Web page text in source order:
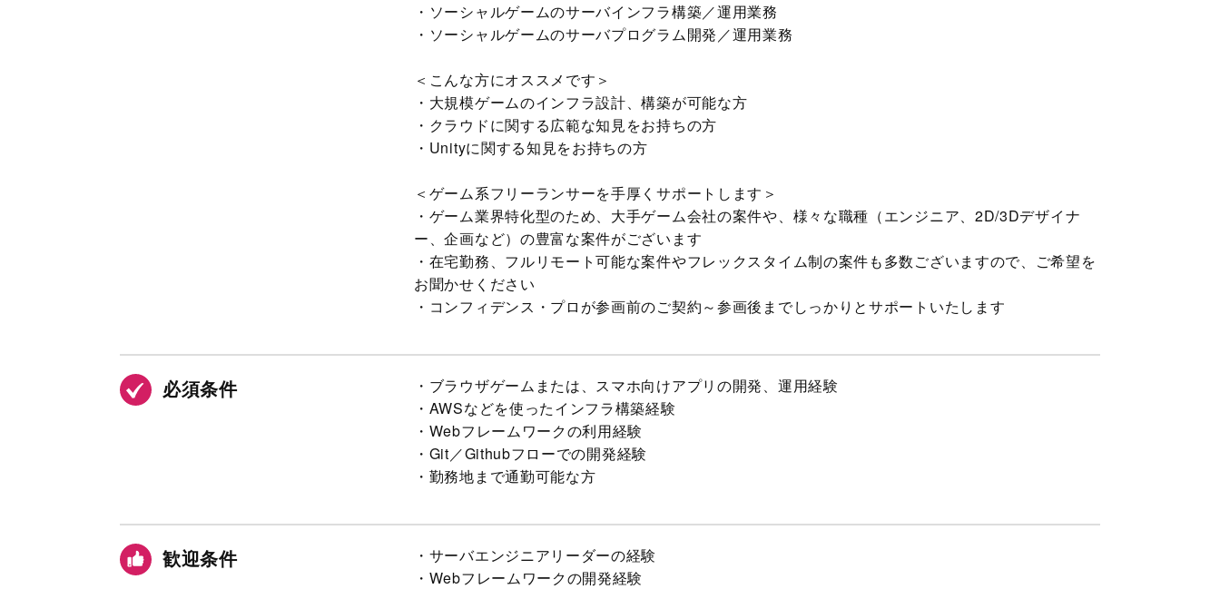
・ソーシャルゲームのサーバインフラ構築／運用業務
・ソーシャルゲームのサーバプログラム開発／運用業務
＜こんな方にオススメです＞
・大規模ゲームのインフラ設計、構築が可能な方
・クラウドに関する広範な知見をお持ちの方
・Unityに関する知見をお持ちの方
＜ゲーム系フリーランサーを手厚くサポートします＞
・ゲーム業界特化型のため、大手ゲーム会社の案件や、様々な職種（エンジニア、2D/3Dデザイナ
ー、企画など）の豊富な案件がございます
・在宅勤務、フルリモート可能な案件やフレックスタイム制の案件も多数ございますので、ご希望を
お聞かせください
・コンフィデンス・プロが参画前のご契約～参画後までしっかりとサポートいたします
必須条件
・ブラウザゲームまたは、スマホ向けアプリの開発、運用経験
・AWSなどを使ったインフラ構築経験
・Webフレームワークの利用経験
・Git／Githubフローでの開発経験
・勤務地まで通勤可能な方
歓迎条件
・サーバエンジニアリーダーの経験
・Webフレームワークの開発経験